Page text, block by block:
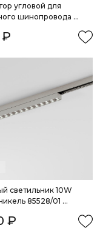
угловой для
шинопровода
₽
светильник 10W
85528/01
₽